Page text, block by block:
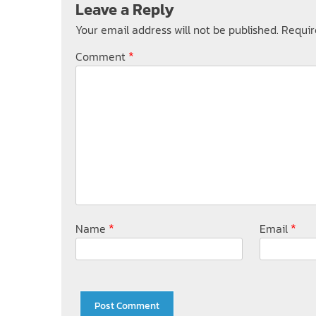
Leave a Reply
Your email address will not be published.
Comment *
Name * Email *